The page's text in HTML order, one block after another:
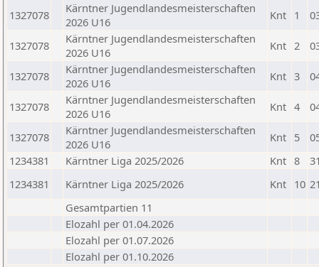
1327078
Kärntner Jugendlandesmeisterschaften
2026 U16
Knt 1
1327078
Kärntner Jugendlandesmeisterschaften
2026 U16
Knt 2
1327078
Kärntner Jugendlandesmeisterschaften
2026 U16
Knt 3
1327078
Kärntner Jugendlandesmeisterschaften
2026 U16
Knt 4
1327078
Kärntner Jugendlandesmeisterschaften
2026 U16
Knt 5
1234381
Kärntner Liga 2025/2026 Knt 8
1234381
Kärntner Liga 2025/2026 Knt 10
Gesamtpartien 11
Elozahl per 01.04.2026
Elozahl per 01.07.2026
Elozahl per 01.10.2026